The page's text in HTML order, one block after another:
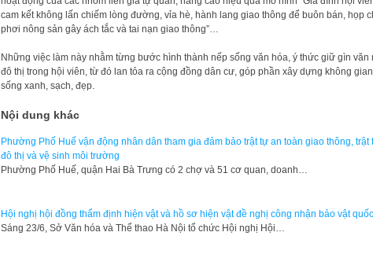
cam kết không lấn chiếm lòng đường, vỉa hè, hành lang giao thông để buôn bán, họp
phơi nông sản gây ách tắc và tai nạn giao thông”…
Những việc làm này nhằm từng bước hình thành nếp sống văn hóa, ý thức giữ gìn văn
đô thị trong hội viên, từ đó lan tỏa ra cộng đồng dân cư, góp phần xây dựng không gian
sống xanh, sạch, đẹp.
Nội dung khác
Phường Phố Huế vận động nhân dân tham gia đảm bảo trật tự an toàn giao thông, trật
đô thị và vệ sinh môi trường
Phường Phố Huế, quận Hai Bà Trưng có 2 chợ và 51 cơ quan, doanh…
Hội nghị hội đồng thẩm định hiện vật và hồ sơ hiện vật đề nghị công nhận bảo vật
Sáng 23/6, Sở Văn hóa và Thể thao Hà Nội tổ chức Hội nghị Hội…